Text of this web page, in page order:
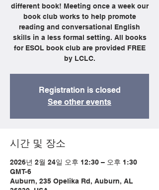
different book! Meeting once a week our
book club works to help promote
reading and conversational English
skills in a less formal setting. All books
for ESOL book club are provided FREE
by LCLC.
Registration is closed
See other events
시간 및 장소
2026년 2월 24일 오후 12:30 – 오후 1:30
GMT-6
Auburn, 235 Opelika Rd, Auburn, AL